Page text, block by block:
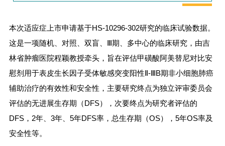
症上市申
请基于
HS-
10296-
302研究
的临床试
验数据。
本次适应症上市申请基于HS-10296-302研究的临床试验数据。
这是一项随机、对照、双盲、Ⅲ期、多中心的临床研究，由吉
林省肿瘤医院程颖教授牵头，旨在评估甲磺酸阿美替尼对比安
慰剂用于表皮生长因子受体敏感突变阳性Ⅱ-ⅢB期非小细胞肺癌
辅助治疗的有效性和安全性，主要研究终点为独立评审委员会
评估的无进展生存期（DFS），次要终点为研究者评估的
DFS，2年、3年、5年DFS率，总生存期（OS），5年OS率及
安全性等。